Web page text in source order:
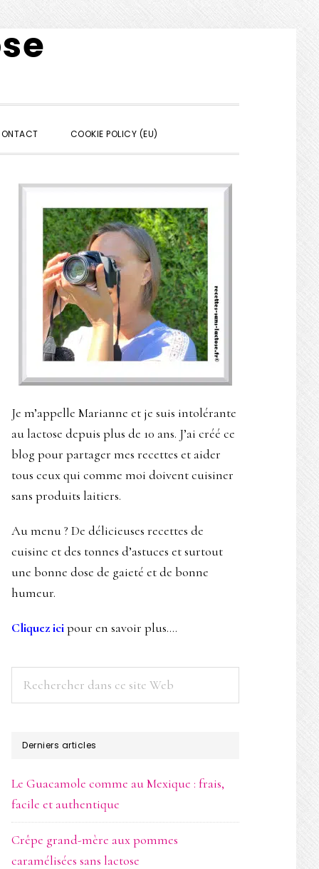
COOKIE POLICY (EU)
Barre
latérale
principale
Je m’appelle Marianne et je suis intolérante
au lactose depuis plus de 10 ans. J’ai créé ce
blog pour partager mes recettes et aider
tous ceux qui comme moi doivent cuisiner
sans produits laitiers.
Au menu ? De délicieuses recettes de
cuisine et des tonnes d’astuces et surtout
une bonne dose de gaieté et de bonne
humeur.
Cliquez icipour en savoir plus….
Rechercher
siteDerniers articles
Le Guacamole comme au Mexique : frais,
facile et authentique
Crêpe grand-mère aux pommes
caramélisées sans lactose